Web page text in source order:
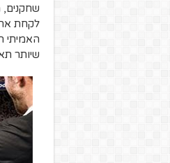
שחקנים,
לקחת
האמיתי
שיותר